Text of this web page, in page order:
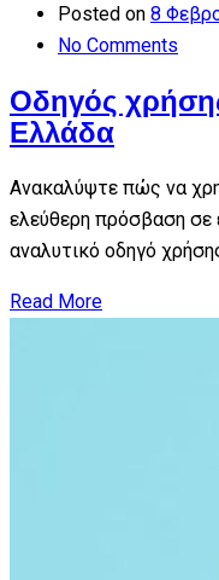
Posted on 8
No Comments
Οδηγός
Ελλάδα
Ανακαλύψτε πώς να
ελεύθερη πρόσβαση σε
αναλυτικό οδηγό
Read More